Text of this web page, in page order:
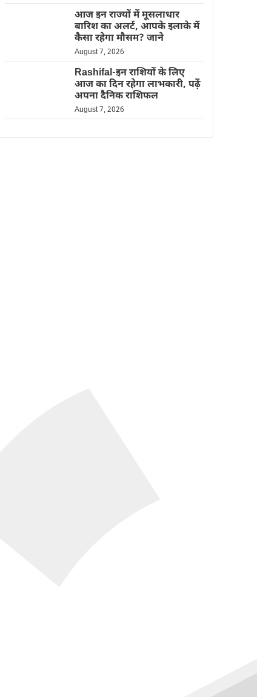
आज इन राज्यों में मूसलाधार
बारिश का अलर्ट, आपके इलाके में
कैसा रहेगा मौसम? जाने
August 7, 2026
Rashifal-इन राशियों के लिए
आज का दिन रहेगा लाभकारी, पढ़ें
अपना दैनिक राशिफल
August 7, 2026